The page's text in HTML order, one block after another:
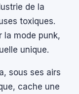
de la
toxiques.
la mode punk,
unique.
sous ses airs
cache une